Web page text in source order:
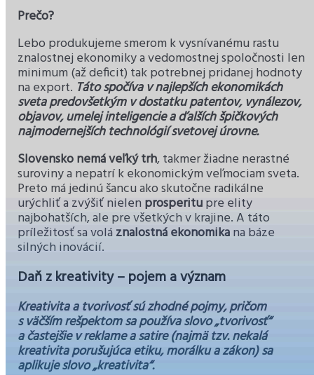
Prečo?
Lebo produkujeme smerom k vysnívanému rastu
znalostnej ekonomiky a vedomostnej spoločnosti len
minimum (až deficit) tak potrebnej pridanej hodnoty
na export. Táto spočíva v najlepších ekonomikách
sveta predovšetkým v dostatku patentov, vynálezov,
objavov, umelej inteligencie a ďalších špičkových
najmodernejších technológií svetovej úrovne.
Slovensko nemá veľký trh, takmer žiadne nerastné
suroviny a nepatrí k ekonomickým veľmociam sveta.
Preto má jedinú šancu ako skutočne radikálne
urýchliť a zvýšiť nielenprosperitupre elity
najbohatších, ale pre všetkých v krajine. A táto
príležitosť sa voláznalostná ekonomikana báze
silných inovácií.
Daň z kreativity – pojem a význam
Kreativita a tvorivosť sú zhodné pojmy, pričom
s väčším rešpektom sa používa slovo „tvorivosť“
a častejšie v reklame a satire (najmä tzv. nekalá
kreativita porušujúca etiku, morálku a zákon) sa
aplikuje slovo „kreativita“.